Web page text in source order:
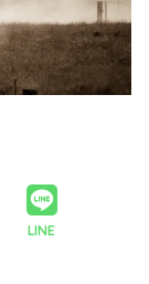
LINE